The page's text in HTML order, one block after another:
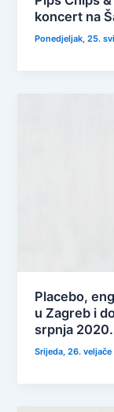
koncert na
Ponedjeljak, 25.
Placebo,
u Zagreb i
srpnja
Srijeda, 26.